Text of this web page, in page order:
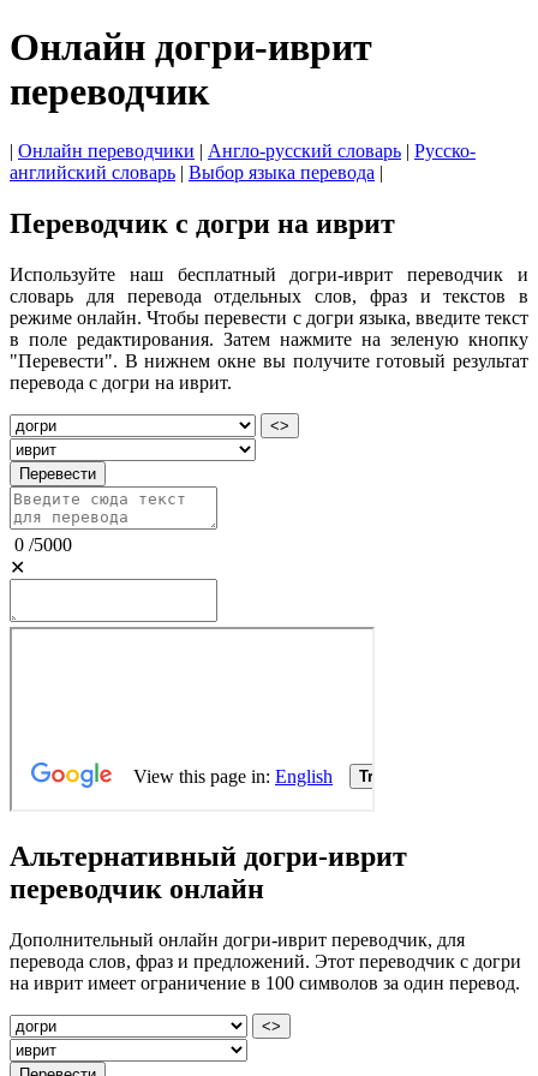
Онлайн догри-иврит
переводчик
| Онлайн переводчики | Англо-русский словарь | Русско-
английский словарь | Выбор языка перевода |
Переводчик с догри на иврит
Используйте наш бесплатный догри-иврит переводчик и
словарь для перевода отдельных слов, фраз и текстов в
режиме онлайн. Чтобы перевести с догри языка, введите текст
в поле редактирования. Затем нажмите на зеленую кнопку
"Перевести". В нижнем окне вы получите готовый результат
перевода с догри на иврит.
<>
Перевести
0 /5000
✕
Альтернативный догри-иврит
переводчик онлайн
Дополнительный онлайн догри-иврит переводчик, для
перевода слов, фраз и предложений. Этот переводчик с догри
на иврит имеет ограничение в 100 символов за один перевод.
<>